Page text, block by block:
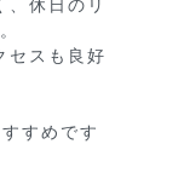
、休日のリ
セスも良好
すめです